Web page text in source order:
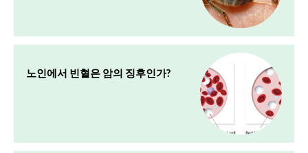
노인에서 빈혈은 암의 징후인가?